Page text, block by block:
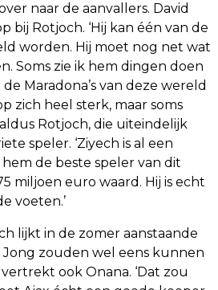
naar de aanvallers. David
bij Rotjoch. ‘Hij kan één van de
worden. Hij moet nog net wat
Soms zie ik hem dingen doen
Maradona’s van deze wereld
zich heel sterk, maar soms
Rotjoch, die uiteindelijk
speler. ‘Ziyech is al een
de beste speler van dit
miljoen euro waard. Hij is echt
voeten.’
lijkt in de zomer aanstaande
Jong zouden wel eens kunnen
ook Onana. ‘Dat zou